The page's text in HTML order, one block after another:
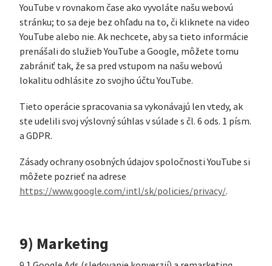
YouTube v rovnakom čase ako vyvoláte našu webovú
stránku; to sa deje bez ohľadu na to, či kliknete na video
YouTube alebo nie. Ak nechcete, aby sa tieto informácie
prenášali do služieb YouTube a Google, môžete tomu
zabrániť tak, že sa pred vstupom na našu webovú
lokalitu odhlásite zo svojho účtu YouTube.
Tieto operácie spracovania sa vykonávajú len vtedy, ak
ste udelili svoj výslovný súhlas v súlade s čl. 6 ods. 1 písm.
a GDPR.
Zásady ochrany osobných údajov spoločnosti YouTube si
môžete pozrieť na adrese
https://www.google.com/intl/sk/policies/privacy/.
9) Marketing